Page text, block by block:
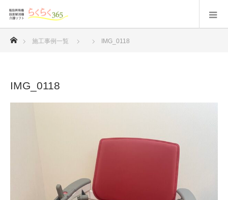
ホーム
施工事例一覧 IMG_0118
IMG_0118